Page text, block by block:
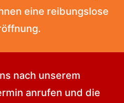
eine reibungslose
nach unserem
anrufen und die